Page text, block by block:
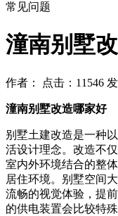
常见问题
潼南别墅
作者： 点击：11546
潼南别墅改造哪家好
别墅土建改造是一种
活设计理念。改造不
室内外环境结合的整
居住环境。别墅空间
流畅的视觉体验，提
的供电装置会比较特